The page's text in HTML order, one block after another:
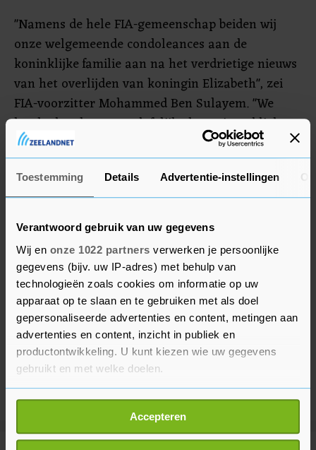
Toestemming Details Advertentie-instellingen
Verantwoord gebruik van uw gegevens
Wij en onze 1022 partners verwerken je persoonlijke
gegevens (bijv. uw IP-adres) met behulp van
technologieën zoals cookies om informatie op uw
apparaat op te slaan en te gebruiken met als doel
gepersonaliseerde advertenties en content, metingen aan
advertenties en content, inzicht in publiek en
productontwikkeling. U kunt kiezen wie uw gegevens
gebruikt en met welke doelen.
Als u het toestaat, willen we ook graag:
Informatie verzamelen over uw geografische
locatie, die tot een paar meter nauwkeurig kan zijn
Accepteren
"Namens de hele FIA-gemeenschap beiden wij
onze welgemeende condoleances aan de
koninklijke familie aan na het verdrietige nieuws
van het overlijden van koningin Elizabeth", zei
FIA-voorzitter Mohammed Ben Sulayem. "We
herdenken haar ongelofelijke leven in publieke
dienst."